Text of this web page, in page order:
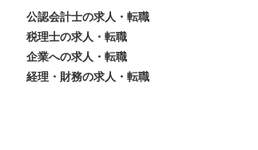
公認会計士の求人・転職
税理士の求人・転職
企業への求人・転職
経理・財務の求人・転職